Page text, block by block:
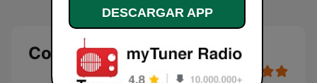
Cool Deep en directo
DESCARGAR APP